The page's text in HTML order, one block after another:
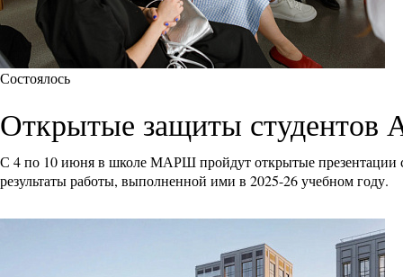
Состоялось
Открытые защиты
С 4 по 10 июня в школе МАРШ пройдут открытые презентации
результаты работы, выполненной ими в 2025-26 учебном году.